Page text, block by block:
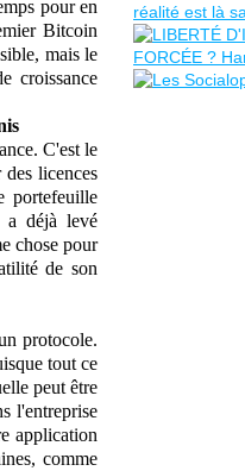
pour en
Bitcoin
mais le
croissance
C'est le
licences
portefeuille
a déjà levé
chose pour
de son
protocole.
tout ce
peut être
l'entreprise
application
comme